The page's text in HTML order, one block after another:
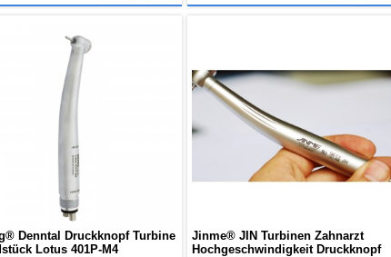
Denntal Druckknopf Turbine
Lotus 401P-M4
Jinme® JIN Turbinen Zahnarzt
Hochgeschwindigkeit Druckknopf